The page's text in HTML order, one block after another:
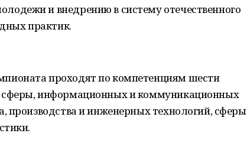
и внедрению в систему отечественного
практик.
проходят по компетенциям шести
сферы, информационных и коммуникационных
производства и инженерных технологий, сферы